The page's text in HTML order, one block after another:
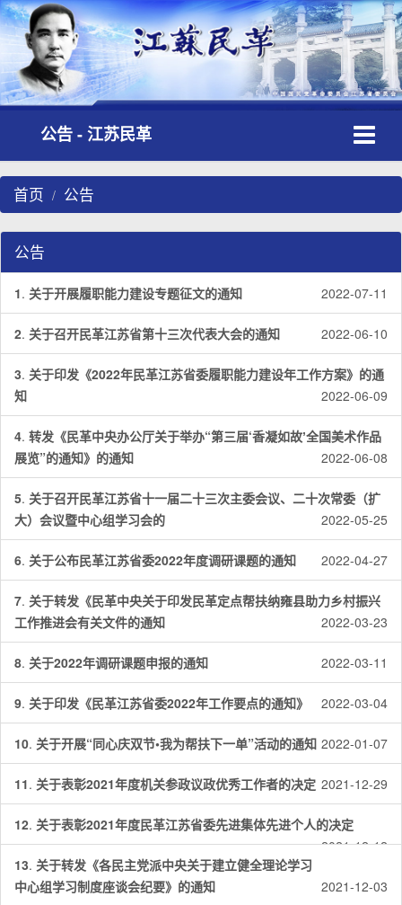
公告 - 江苏民革
首页 公告
公告
1. 关于开展履职能力建设专题征文的通知 2022-07-11
2. 关于召开民革江苏省第十三次代表大会的通知 2022-06-10
3. 关于印发《2022年民革江苏省委履职能力建设年工作方案》的通
知
2022-06-09
4. 转发《民革中央办公厅关于举办“第三届‘香凝如故ʼ全国美术作品
展览”的通知》的通知
2022-06-08
5. 关于召开民革江苏省十一届二十三次主委会议、二十次常委（扩
大）会议暨中心组学习会的
2022-05-25
6. 关于公布民革江苏省委2022年度调研课题的通知 2022-04-27
7. 关于转发《民革中央关于印发民革定点帮扶纳雍县助力乡村振兴
工作推进会有关文件的通知
2022-03-23
8. 关于2022年调研课题申报的通知 2022-03-11
9. 关于印发《民革江苏省委2022年工作要点的通知》 2022-03-04
10. 关于开展“同心庆双节•我为帮扶下一单”活动的通知 2022-01-07
11. 关于表彰2021年度机关参政议政优秀工作者的决定 2021-12-29
12. 关于表彰2021年度民革江苏省委先进集体先进个人的决定
2021-12-12
13. 关于转发《各民主党派中央关于建立健全理论学习
中心组学习制度座谈会纪要》的通知
2021-12-03